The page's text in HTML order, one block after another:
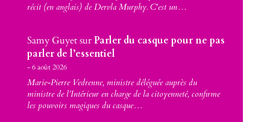
récit (en anglais) de Dervla Murphy. C'est un…
Samy GuyetsurParler du casque pour ne pas
parler de l’essentiel
6 août 2026
Marie-Pierre Vedrenne, ministre déléguée auprès du
ministre de l’Intérieur en charge de la citoyenneté, confirme
les pouvoirs magiques du casque…